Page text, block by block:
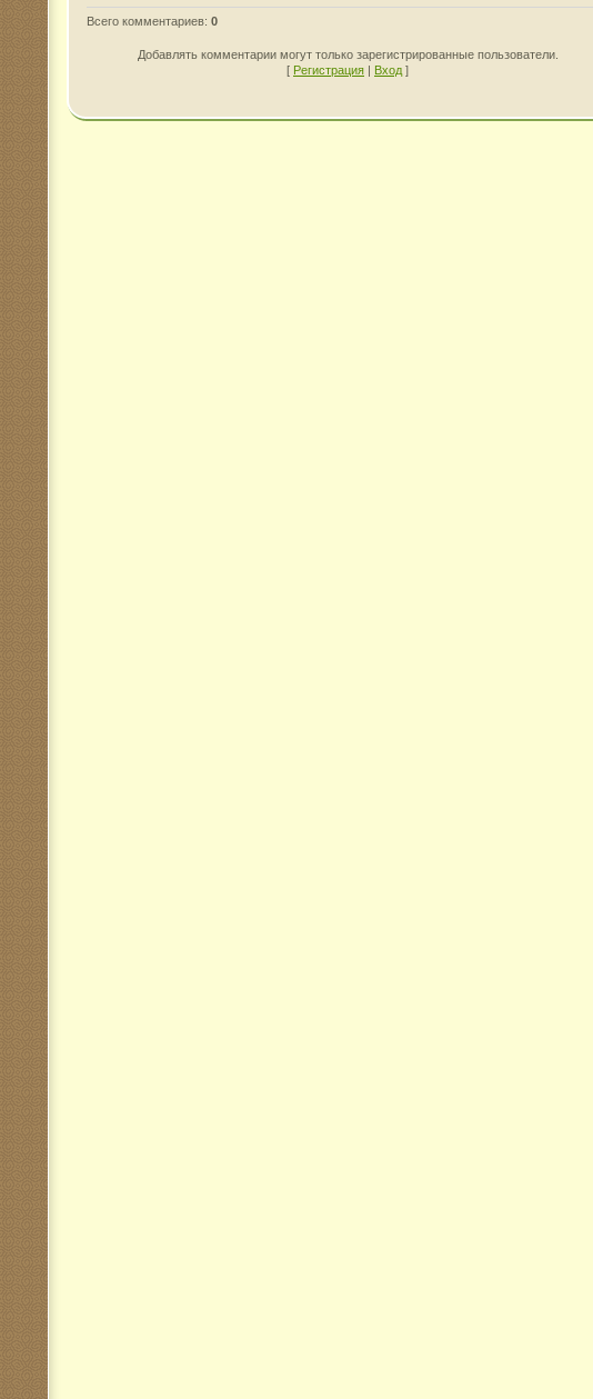
Всего комментариев: 0
Добавлять комментарии могут только зарегистрированные пользователи.
[ Регистрация | Вход ]